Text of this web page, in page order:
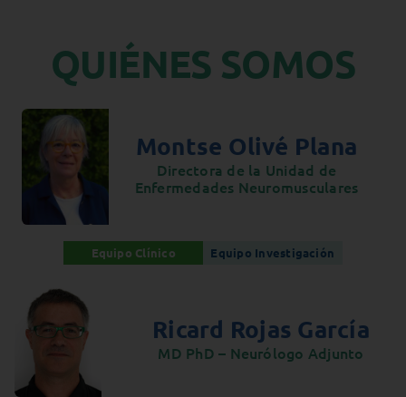
Servicios
Cómo colaborar
Contacto
QUIÉNES SOMOS
Montse Olivé Plana
Directora de la Unidad de
Enfermedades Neuromusculares
Equipo Clínico Equipo Investigación
Ricard Rojas García
MD PhD – Neurólogo Adjunto